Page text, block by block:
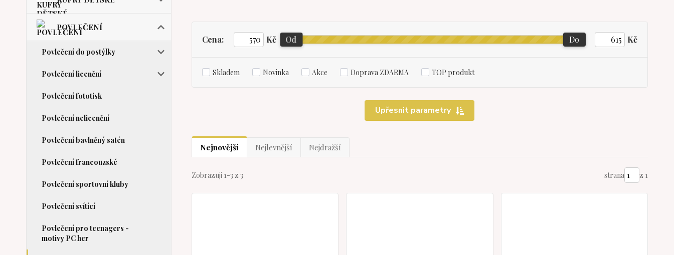
POVLEČENÍ
Povlečení do postýlky
Povlečení licenční
Povlečení fototisk
Povlečení nelicenční
Povlečení bavlněný satén
Povlečení francouzské
Povlečení sportovní kluby
Povlečení svítící
Povlečení pro teenagers -
motivy PC her
Upřesnit parametry
Cena: Kč Od Do Kč
Skladem Novinka Akce Doprava ZDARMA TOP produkt
Nejnovější Nejlevnější Nejdražší
Zobrazuji 1-3 z 3 strana z 1